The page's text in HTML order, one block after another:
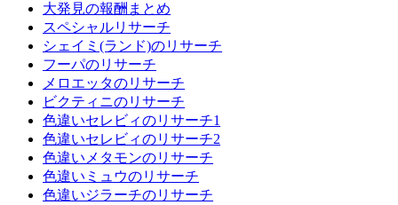
大発見の報酬まとめ
スペシャルリサーチ
シェイミ(ランド)のリサーチ
フーパのリサーチ
メロエッタのリサーチ
ビクティニのリサーチ
色違いセレビィのリサーチ1
色違いセレビィのリサーチ2
色違いメタモンのリサーチ
色違いミュウのリサーチ
色違いジラーチのリサーチ